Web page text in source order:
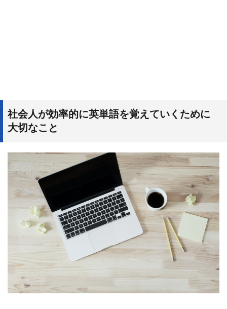
社会人が効率的に英単語を覚えていくために
大切なこと